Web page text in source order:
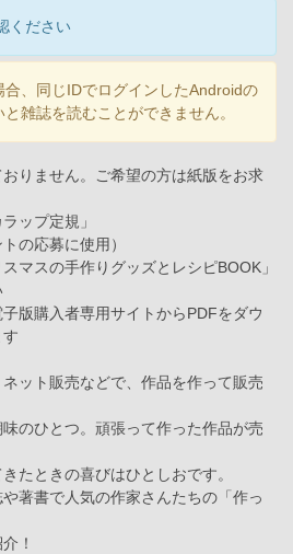
ください
、同じIDでログインしたAndroidの
雑誌を読むことができません。
りません。ご希望の方は紙版をお求
ップ定規」
の応募に使用）
マスの手作りグッズとレシピBOOK」
版購入者専用サイトからPDFをダウ
ット販売などで、作品を作って販売
のひとつ。頑張って作った作品が売
たときの喜びはひとしおです。
著書で人気の作家さんたちの「作っ
！